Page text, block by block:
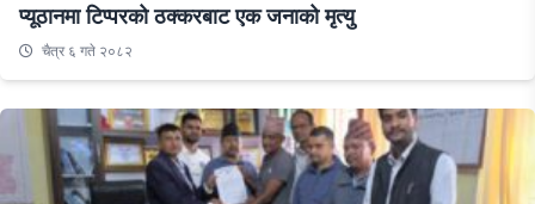
प्यूठानमा टिप्परको ठक्करबाट एक जनाको मृत्यु
चैत्र ६ गते २०८२